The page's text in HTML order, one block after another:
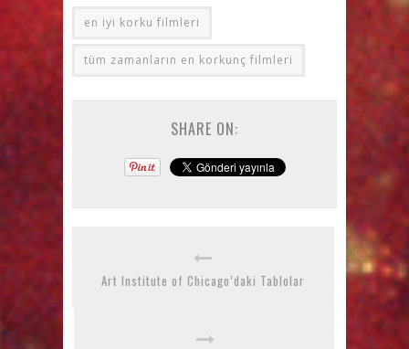
en iyi korku filmleri
tüm zamanların en korkunç filmleri
SHARE ON:
Art Institute of Chicago’daki Tablolar